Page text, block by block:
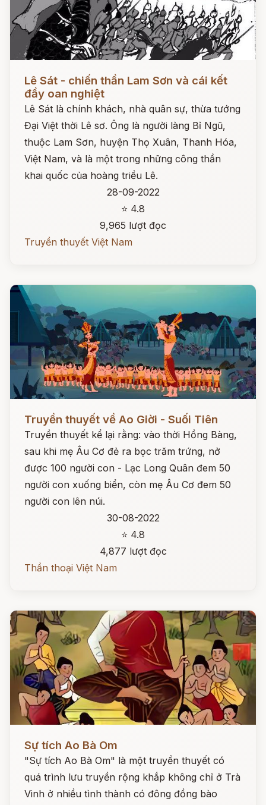
Lê Sát - chiến thần Lam Sơn và cái kết
đầy oan nghiệt
Lê Sát là chính khách, nhà quân sự, thừa tướng
Đại Việt thời Lê sơ. Ông là người làng Bỉ Ngũ,
thuộc Lam Sơn, huyện Thọ Xuân, Thanh Hóa,
Việt Nam, và là một trong những công thần
khai quốc của hoàng triều Lê.
28-09-2022
⭐ 4.8
9,965 lượt đọc
Truyền thuyết Việt Nam
Đọc ngay
Truyền thuyết về Ao Giời - Suối Tiên
Truyền thuyết kể lại rằng: vào thời Hồng Bàng,
sau khi mẹ Âu Cơ đẻ ra bọc trăm trứng, nở
được 100 người con - Lạc Long Quân đem 50
người con xuống biển, còn mẹ Âu Cơ đem 50
người con lên núi.
30-08-2022
⭐ 4.8
4,877 lượt đọc
Thần thoại Việt Nam
Sự tích Ao Bà Om
"Sự tích Ao Bà Om" là một truyền thuyết có
quá trình lưu truyền rộng khắp không chỉ ở Trà
Vinh ở nhiều tình thành có đông đồng bào